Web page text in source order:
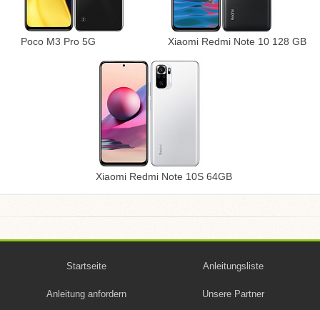
Poco M3 Pro 5G Xiaomi Redmi Note 10 128 GB
Xiaomi Redmi Note 10S 64GB
Startseite Anleitungsliste
Anleitung anfordern Unsere Partner